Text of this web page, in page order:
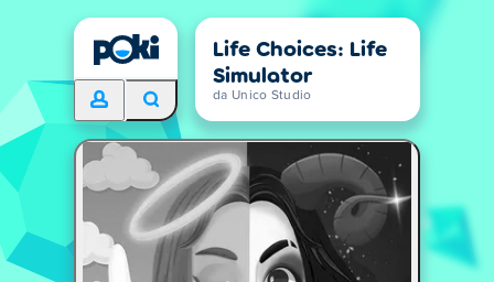
Life Choices: Life
Simulator
da Unico Studio